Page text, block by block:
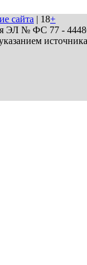
сайта | 18+
№ ФС 77 - 44486